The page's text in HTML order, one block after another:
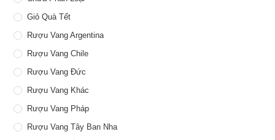
Giỏ Quà Tết
Rượu Vang Argentina
Rượu Vang Chile
Rượu Vang Đức
Rượu Vang Khác
Rượu Vang Pháp
Rượu Vang Tây Ban Nha